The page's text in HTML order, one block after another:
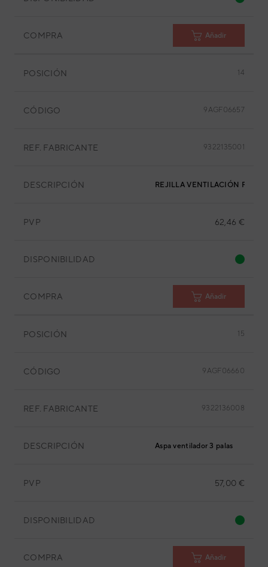
COMPRA Añadir
POSICIÓN 14
CÓDIGO 9AGF06657
REF. FABRICANTE 9322135001
DESCRIPCIÓN REJILLA VENTILACIÓN
PVP 62,46 €
DISPONIBILIDAD
COMPRA Añadir
POSICIÓN 15
CÓDIGO 9AGF06660
REF. FABRICANTE 9322136008
DESCRIPCIÓN Aspa ventilador 3 palas
PVP 57,00 €
DISPONIBILIDAD
COMPRA Añadir